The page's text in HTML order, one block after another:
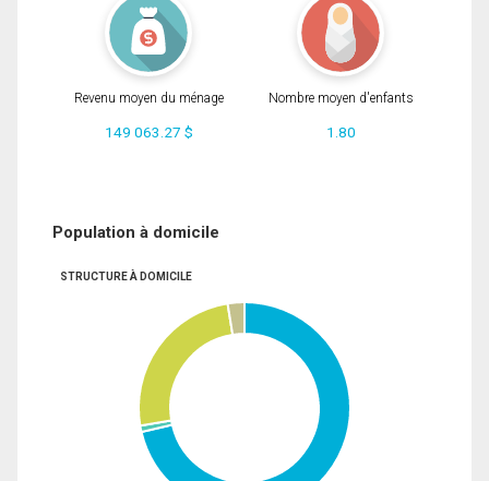
Revenu moyen du ménage
149 063.27 $
Nombre moyen d'enfants
1.80
Population à domicile
STRUCTURE À DOMICILE